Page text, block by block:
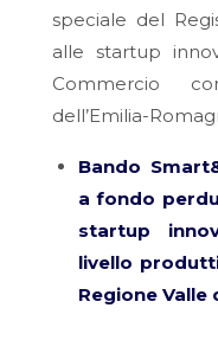
speciale del
alle startup
Commercio
dell’Emilia-
Bando
a fondo
startup
livello
Regione Valle